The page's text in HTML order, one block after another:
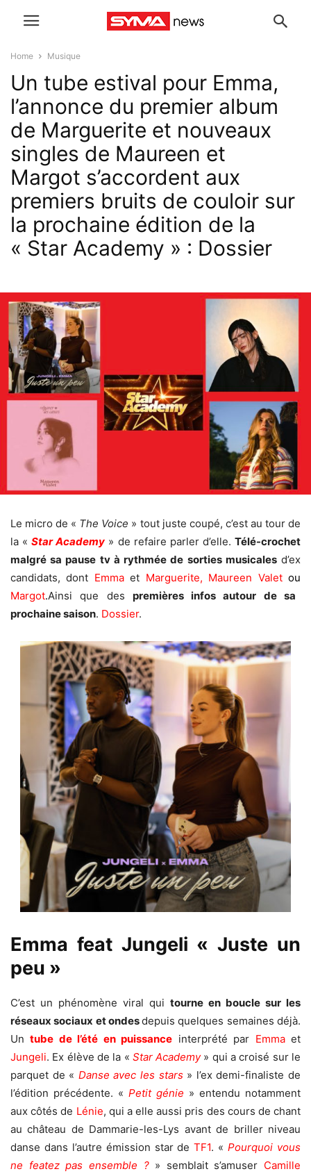
Home Musique
Un tube estival pour Emma,
l’annonce du premier album
de Marguerite et nouveaux
singles de Maureen et
Margot s’accordent aux
premiers bruits de couloir sur
la prochaine édition de la
« Star Academy » : Dossier
Le micro de « The Voice » tout juste coupé, c’est au tour de
la «Star Academy » de refaire parler d’elle.Télé-crochet
malgré sa pause tv à rythmée de sorties musicalesd’ex
candidats, dont Emmaet Marguerite, Maureen Valetou
Margot.Ainsi que des premières infos autour de sa
prochaine saison. Dossier.
Emma feat Jungeli « Juste un
peu »
C’est un phénomène viral qui tourne en boucle sur les
réseaux sociaux et ondesdepuis quelques semaines déjà.
Untube de l’été en puissance interprété par Emmaet
Jungeli. Ex élève de la « Star Academy» qui a croisé sur le
parquet de « Danse avec les stars» l’ex demi-finaliste de
l’édition précédente. « Petit génie » entendu notamment
aux côtés de Lénie, qui a elle aussi pris des cours de chant
au château de Dammarie-les-Lys avant de briller niveau
danse dans l’autre émission star deTF1. « Pourquoi vous
ne featez pas ensemble ?» semblait s’amuser Camille